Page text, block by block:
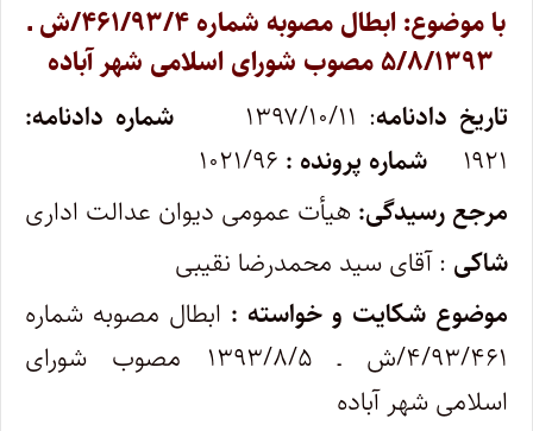
با موضوع: ابطال مصوبه شماره ۴۶۱/۹۳/۴/ش ـ
۵/۸/۱۳۹۳ مصوب شورای اسلامی شهر آباده
تاریخ دادنامه: ۱۳۹۷/۱۰/۱۱
شماره دادنامه:
۱۹۲۱
شماره پرونده :
مرجع رسیدگی: هیأت عمومی دیوان عدالت اداری
شاکی : آقای سید محمدرضا نقیبی
موضوع شکایت و خواسته : ابطال مصوبه شماره
۴/۹۳/۴۶۱/ش ـ ۱۳۹۳/۸/۵ مصوب شورای
اسلامی شهر آباده